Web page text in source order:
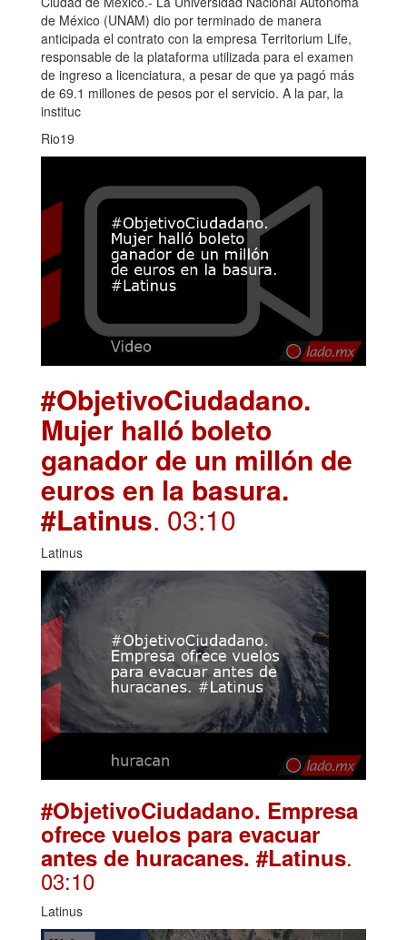
de México (UNAM) dio por terminado de manera
anticipada el contrato con la empresa Territorium Life,
responsable de la plataforma utilizada para el examen
de ingreso a licenciatura, a pesar de que ya pagó más
de 69.1 millones de pesos por el servicio. A la par, la
instituc
Rio19
#ObjetivoCiudadano.
Mujer halló boleto
ganador de un millón de
euros en la basura.
#Latinus. 03:10
Latinus
#ObjetivoCiudadano. Empresa
ofrece vuelos para evacuar
antes de huracanes. #Latinus.
03:10
Latinus